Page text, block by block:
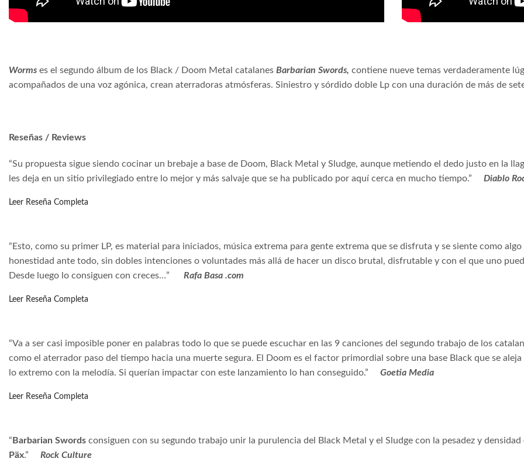
Worms es el segundo álbum de los Black / Doom Metal catalanes Barbarian Swords, contiene nueve temas verdaderamente
acompañados de una voz agónica, crean aterradoras atmósferas. Siniestro y sórdido doble Lp con una duración de más de
Reseñas / Reviews
“Su propuesta sigue siendo cocinar un brebaje a base de Doom, Black Metal y Sludge, aunque metiendo el dedo justo en la
les deja en un sitio privilegiado entre lo mejor y más salvaje que se ha publicado por aquí cerca en mucho tiempo.”
Diablo
Leer Reseña Completa
“Esto, como su primer LP, es material para iniciados, música extrema para gente extrema que se disfruta y se siente como
honestidad ante todo, sin dobles intenciones o voluntades más allá de hacer un disco brutal, disfrutable y con el que uno
Desde luego lo consiguen con creces…”
Rafa Basa .com
Leer Reseña Completa
“Va a ser casi imposible poner en palabras todo lo que se puede escuchar en las 9 canciones del segundo trabajo de los
como el aterrador paso del tiempo hacia una muerte segura. El Doom es el factor primordial sobre una base Black que se
lo extremo con la melodía. Si querían impactar con este lanzamiento lo han conseguido.”
Goetia Media
Leer Reseña Completa
“ Barbarian Swords consiguen con su segundo trabajo unir la purulencia del Black Metal y el Sludge con la pesadez y
Päx.” Rock Culture